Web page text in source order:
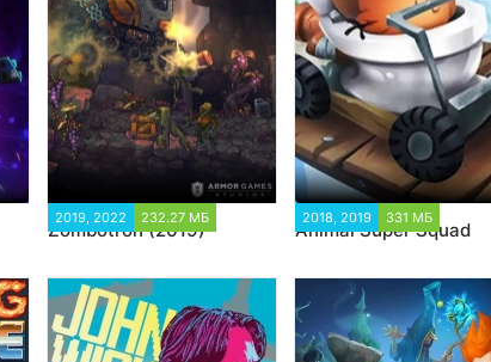
2019, 2022
232.27 МБ
Zombotron (2019)
2018, 2019 331 МБ
Animal Super Squad